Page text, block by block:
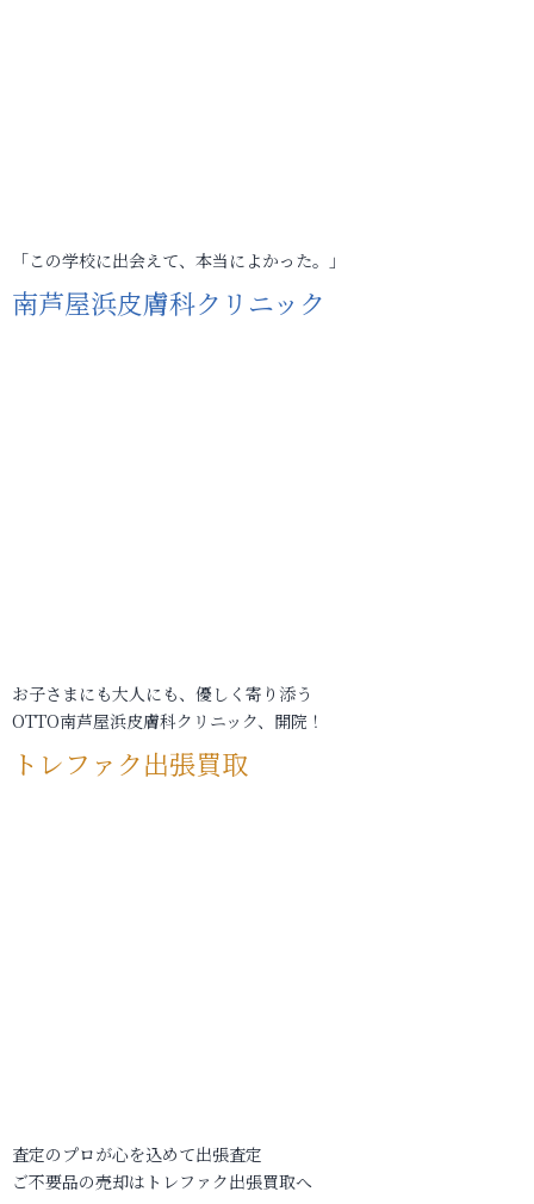
「この学校に出会えて、本当によかった。」
南芦屋浜皮膚科クリニック
お子さまにも大人にも、優しく寄り添う
OTTO南芦屋浜皮膚科クリニック、開院！
トレファク出張買取
査定のプロが心を込めて出張査定
ご不要品の売却はトレファク出張買取へ